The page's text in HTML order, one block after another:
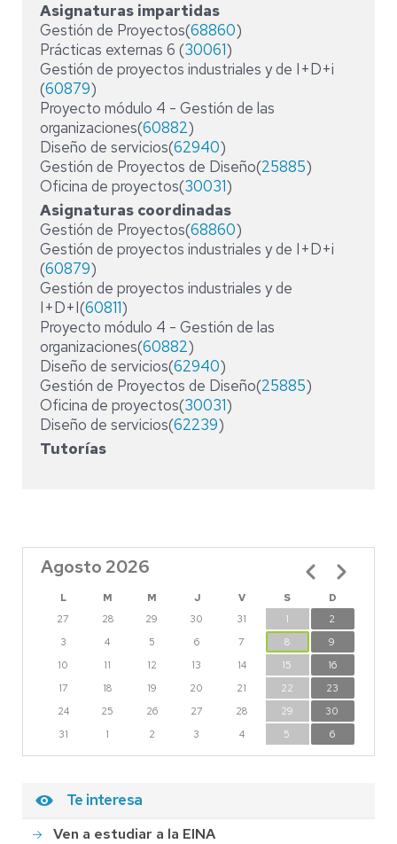
Asignaturas impartidas
Gestión de Proyectos(68860)
Prácticas externas 6 (30061)
Gestión de proyectos industriales y de I+D+i
(60879)
Proyecto módulo 4 - Gestión de las
organizaciones(60882)
Diseño de servicios(62940)
Gestión de Proyectos de Diseño(25885)
Oficina de proyectos(30031)
Asignaturas coordinadas
Gestión de Proyectos(68860)
Gestión de proyectos industriales y de I+D+i
(60879)
Gestión de proyectos industriales y de
I+D+I(60811)
Proyecto módulo 4 - Gestión de las
organizaciones(60882)
Diseño de servicios(62940)
Gestión de Proyectos de Diseño(25885)
Oficina de proyectos(30031)
Diseño de servicios(62239)
Tutorías
Agosto 2026
L M M J V S
D
27
28 29 30 31 1
2
3
4 5 6 7 8
9
10
11 12 13 14 15
16
17
18 19 20 21 22
23
24
25 26 27 28 29
30
31
1 2 3 4 5 6
Paginación
Te interesa
Ven a estudiar a la EINA